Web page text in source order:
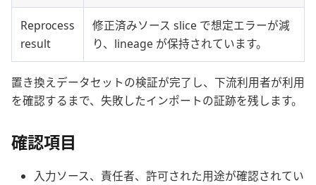
Reprocess
result
修正済みソース slice で想定エラーが減
り、lineage が保持されています。
置き換えデータセットの検証が完了し、下流利用者が利用
を確認するまで、失敗したインポートの証跡を残します。
確認項目
入力ソース、責任者、許可された用途が確認されてい